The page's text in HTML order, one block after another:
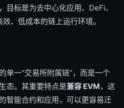
目标是为去中心化应用、DeFi、
、低成本的链上运行环境。
单一“交易所附属链”，而是一个
态。其重要特点是兼容 EVM，这
智能合约和应用，可以更容易迁